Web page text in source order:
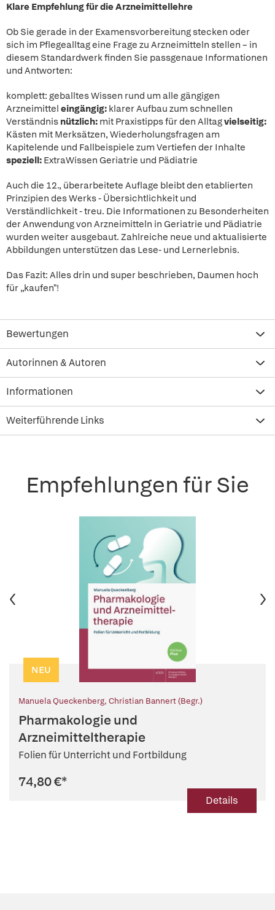
Klare Empfehlung für die Arzneimittellehre
Ob Sie gerade in der Examensvorbereitung stecken oder
sich im Pflegealltag eine Frage zu Arzneimitteln stellen – in
diesem Standardwerk finden Sie passgenaue Informationen
und Antworten:
komplett: geballtes Wissen rund um alle gängigen
Arzneimittel eingängig: klarer Aufbau zum schnellen
Verständnis nützlich: mit Praxistipps für den Alltagvielseitig:
Kästen mit Merksätzen, Wiederholungsfragen am
Kapitelende und Fallbeispiele zum Vertiefen der Inhalte
speziell: ExtraWissen Geriatrie und Pädiatrie
Auch die 12., überarbeitete Auflage bleibt den etablierten
Prinzipien des Werks - Übersichtlichkeit und
Verständlichkeit - treu. Die Informationen zu Besonderheiten
der Anwendung von Arzneimitteln in Geriatrie und Pädiatrie
wurden weiter ausgebaut. Zahlreiche neue und aktualisierte
Abbildungen unterstützen das Lese- und Lernerlebnis.
Das Fazit: Alles drin und super beschrieben, Daumen hoch
für „kaufen"!
Bewertungen
Autorinnen & Autoren
Informationen
Weiterführende Links
Empfehlungen für Sie
NEU
Manuela Queckenberg, Christian Bannert (Begr.)
Pharmakologie und
Arzneimitteltherapie
Folien für Unterricht und Fortbildung
74,80 €*
Details